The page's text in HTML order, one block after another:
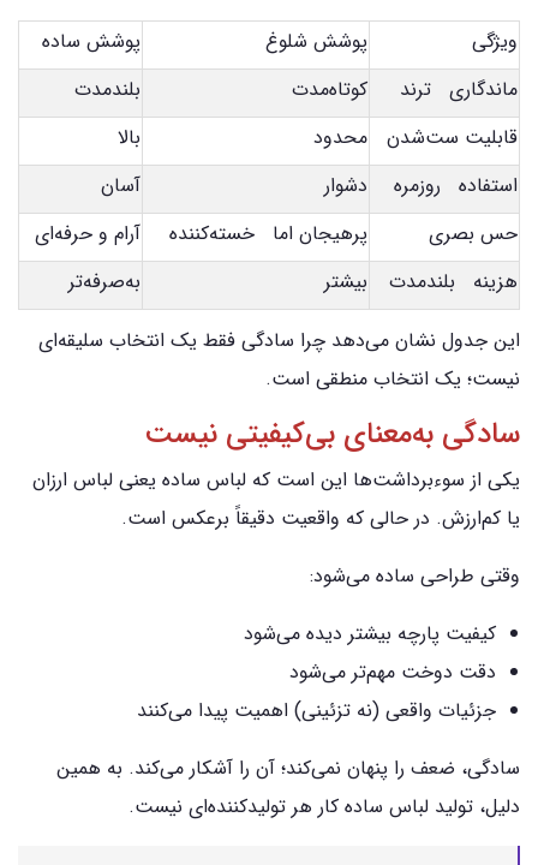
ویژگی پوشش شلوغ
پوشش ساده
ماندگاری ترند
کوتاه‌مدت
بلندمدت
قابلیت ست‌شدن
محدود
بالا
استفاده روزمره
دشوار
آسان
حس بصری
پرهیجان اما خسته‌کننده
آرام و حرفه‌ای
هزینه بلندمدت
بیشتر
به‌صرفه‌تر
این جدول نشان می‌دهد چرا سادگی فقط یک انتخاب سلیقه‌ای
نیست؛ یک انتخاب منطقی است.
سادگی به‌معنای بی‌کیفیتی نیست
یکی از سوءبرداشت‌ها این است که لباس ساده یعنی لباس ارزان
یا کم‌ارزش. در حالی که واقعیت دقیقاً برعکس است.
وقتی طراحی ساده می‌شود:
کیفیت پارچه بیشتر دیده می‌شود
دقت دوخت مهم‌تر می‌شود
جزئیات واقعی (نه تزئینی) اهمیت پیدا می‌کنند
سادگی، ضعف را پنهان نمی‌کند؛ آن را آشکار می‌کند. به همین
دلیل، تولید لباس ساده کار هر تولیدکننده‌ای نیست.